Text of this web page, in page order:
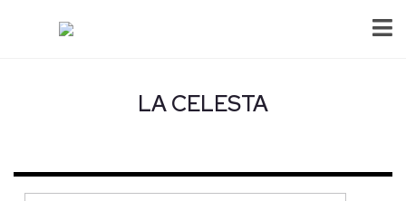
LA CELESTA